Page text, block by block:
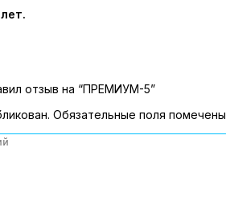
отзыв на “ПРЕМИУМ-5”
Обязательные поля помечены